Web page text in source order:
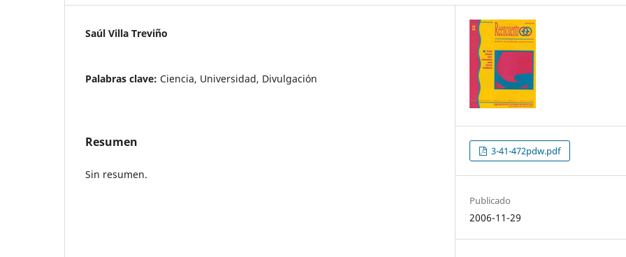
Saúl Villa Treviño
Palabras clave: Ciencia, Universidad, Divulgación
Resumen
Sin resumen.
3-41-472pdw.pdf
Publicado
2006-11-29